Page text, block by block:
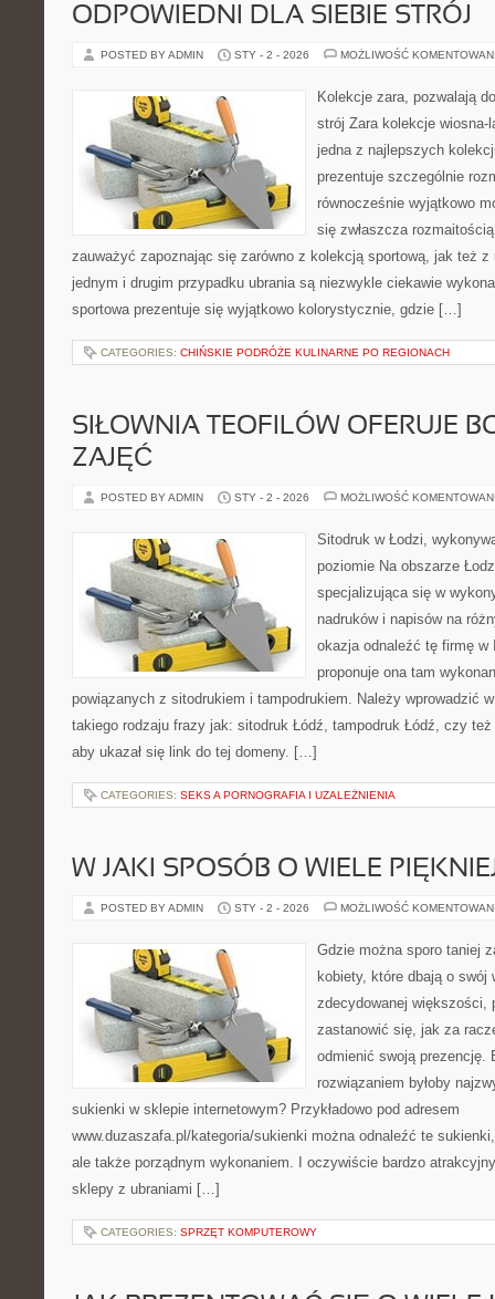
ODPOWIEDNI DLA SIEBIE STRÓJ
POSTED BY ADMIN STY - 2 - 2026 MOŻLIWOŚĆ
Kolekcje zara, pozwalają
strój Zara kolekcje wiosna-
jedna z najlepszych
prezentuje szczególnie
równocześnie wyjątkowo
się zwłaszcza
zauważyć zapoznając się zarówno z kolekcją sportową, jak też z
jednym i drugim przypadku ubrania są niezwykle ciekawie
sportowa prezentuje się wyjątkowo kolorystycznie, gdzie […]
CATEGORIES: CHIŃSKIE PODRÓŻE KULINARNE PO REGIONACH
SIŁOWNIA TEOFILÓW OFERUJE
ZAJĘĆ
POSTED BY ADMIN STY - 2 - 2026 MOŻLIWOŚĆ
Sitodruk w Łodzi,
poziomie Na obszarze
specjalizująca się w
nadruków i napisów na
okazja odnaleźć tę firmę w
proponuje ona tam
powiązanych z sitodrukiem i tampodrukiem. Należy wprowadzić
takiego rodzaju frazy jak: sitodruk Łódź, tampodruk Łódź, czy
aby ukazał się link do tej domeny. […]
CATEGORIES: SEKS A PORNOGRAFIA I UZALEŻNIENIA
W JAKI SPOSÓB O WIELE
POSTED BY ADMIN STY - 2 - 2026 MOŻLIWOŚĆ
Gdzie można sporo taniej
kobiety, które dbają o swój
zdecydowanej większości,
zastanowić się, jak za
odmienić swoją prezencję.
rozwiązaniem byłoby
sukienki w sklepie internetowym? Przykładowo pod adresem
www.duzaszafa.pl/kategoria/sukienki można odnaleźć te
ale także porządnym wykonaniem. I oczywiście bardzo
sklepy z ubraniami […]
CATEGORIES: SPRZĘT KOMPUTEROWY